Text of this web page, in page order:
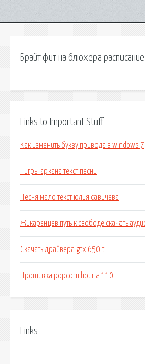
Брайт фит на блюхера расписание
Links to Important Stuff
Как изменить букву привода в windows 7
Тигры аркана текст песни
Песня мало текст юлия савичева
Жикаренцев путь к свободе скачать
Скачать драйвера gtx 650 ti
Прошивка popcorn hour a 110
Links